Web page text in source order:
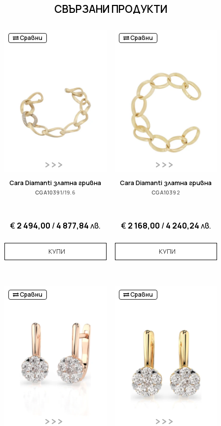
СВЪРЗАНИ ПРОДУКТИ
Сравни
Cara Diamanti златна гривна
CGA10391/19.6
€ 2 494,00 /4 877,84лв.
КУПИ
Сравни
Cara Diamanti златна гривна
CGA10392
€ 2 168,00 /4 240,24лв.
КУПИ
Сравни Сравни